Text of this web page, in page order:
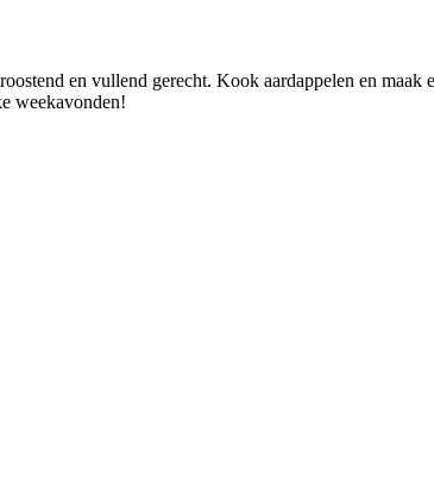
en vullend gerecht. Kook aardappelen en
weekavonden!